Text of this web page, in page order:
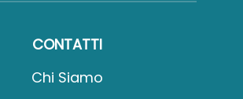
CONTATTI
Chi Siamo